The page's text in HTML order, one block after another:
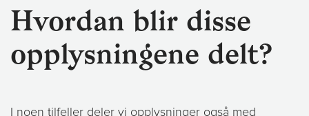
Hvordan blir disse
opplysningene delt?
I noen tilfeller deler vi opplysninger også med